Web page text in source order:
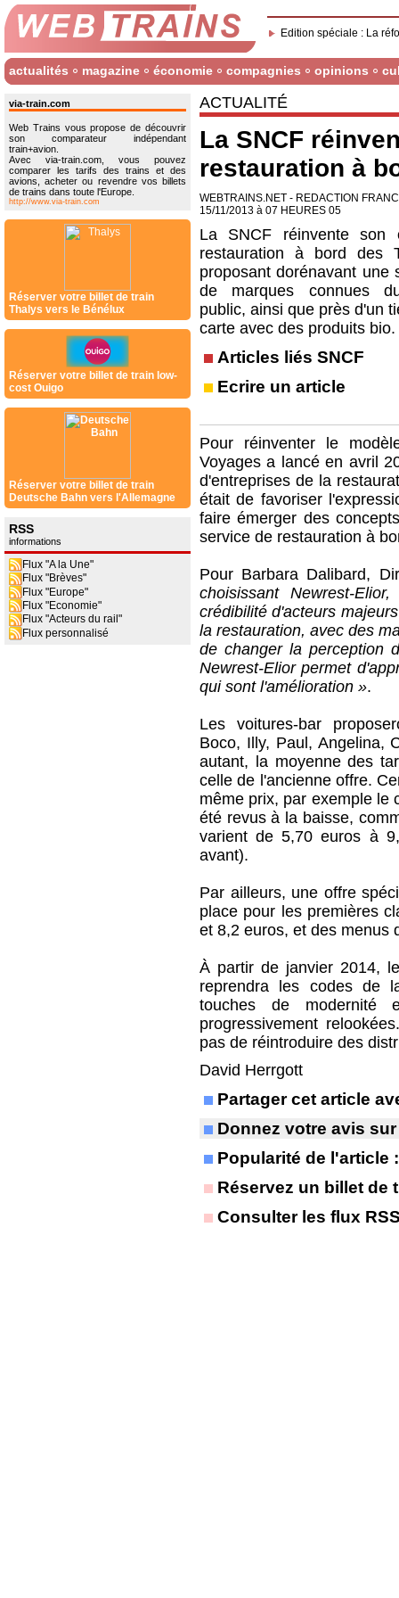
Edition spéciale : La
actualités magazine économie compagnies opinions
via-train.com
Web Trains vous propose de découvrir
son comparateur indépendant
train+avion.
Avec via-train.com, vous pouvez
comparer les tarifs des trains et des
avions, acheter ou revendre vos billets
de trains dans toute l'Europe.
http://www.via-train.com
Réserver votre billet de train
Thalys vers le Bénélux
Réserver votre billet de train low-
cost Ouigo
Réserver votre billet de train
Deutsche Bahn vers l'Allemagne
RSS
informations
Flux "A la Une"
Flux "Brèves"
Flux "Europe"
Flux "Economie"
Flux "Acteurs du rail"
Flux personnalisé
ACTUALITÉ
La SNCF
restauration à
WEBTRAINS.NET - REDACTION
15/11/2013 à 07 HEURES 05
La SNCF réinvente son
restauration à bord des
proposant dorénavant une
de marques connues
public, ainsi que près d'un
carte avec des produits bio.
Articles liés SNCF
Ecrire un article
Pour réinventer le
Voyages a lancé en avril
d'entreprises de la
était de favoriser
faire émerger des
service de restauration à
Pour Barbara Dalibard,
choisissant Newrest-
crédibilité d'acteurs
la restauration, avec des
de changer la perception
Newrest-Elior permet
qui sont l'amélioration ».
Les voitures-bar
Boco, Illy, Paul, Angelina,
autant, la moyenne des
celle de l'ancienne offre.
même prix, par exemple le
été revus à la baisse,
varient de 5,70 euros à
avant).
Par ailleurs, une offre
place pour les premières
et 8,2 euros, et des menus
À partir de janvier 2014,
reprendra les codes de
touches de modernité
progressivement
pas de réintroduire des
David Herrgott
Partager cet article
Donnez votre avis
Popularité de l'article
Réservez un billet de
Consulter les flux